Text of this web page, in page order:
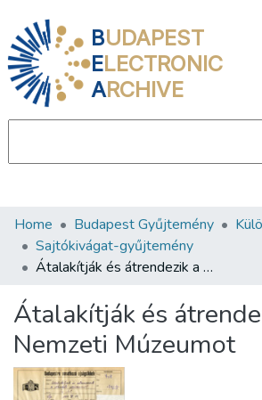
BUDAPEST
ELECTRONIC
ARCHIVE
Communities & Collections
All of DSpace
Statistics
About us
Home Budapest Gyűjtemény
Sajtókivágat-gyűjtemény
Átalakítják és átrendezik a Nemzeti Múzeumot
Átalakítják és
Nemzeti Múzeumot